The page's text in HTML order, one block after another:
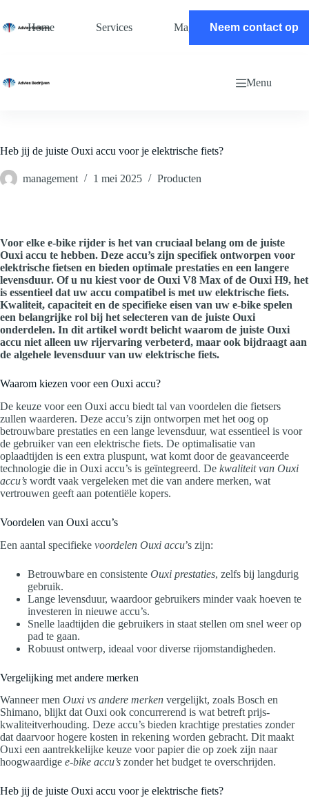
de
Home Services Magazine Contact
Neem contact op
Menu
Heb jij de juiste Ouxi accu voor je elektrische fiets?
management 1 mei 2025 Producten
Voor elke e-bike rijder is het van cruciaal belang om de juiste
Ouxi accu te hebben. Deze accu’s zijn specifiek ontworpen voor
elektrische fietsen en bieden optimale prestaties en een langere
levensduur. Of u nu kiest voor de Ouxi V8 Max of de Ouxi H9, het
is essentieel dat uw accu compatibel is met uw elektrische fiets.
Kwaliteit, capaciteit en de specifieke eisen van uw e-bike spelen
een belangrijke rol bij het selecteren van de juiste Ouxi
onderdelen. In dit artikel wordt belicht waarom de juiste Ouxi
accu niet alleen uw rijervaring verbeterd, maar ook bijdraagt aan
de algehele levensduur van uw elektrische fiets.
Waarom kiezen voor een Ouxi accu?
De keuze voor een Ouxi accu biedt tal van voordelen die fietsers
zullen waarderen. Deze accu’s zijn ontworpen met het oog op
betrouwbare prestaties en een lange levensduur, wat essentieel is voor
de gebruiker van een elektrische fiets. De optimalisatie van
oplaadtijden is een extra pluspunt, wat komt door de geavanceerde
technologie die in Ouxi accu’s is geïntegreerd. De kwaliteit van Ouxi
accu’s wordt vaak vergeleken met die van andere merken, wat
vertrouwen geeft aan potentiële kopers.
Voordelen van Ouxi accu’s
Een aantal specifieke voordelen Ouxi accu’s zijn:
Betrouwbare en consistente Ouxi prestaties, zelfs bij langdurig
gebruik.
Lange levensduur, waardoor gebruikers minder vaak hoeven te
investeren in nieuwe accu’s.
Snelle laadtijden die gebruikers in staat stellen om snel weer op
pad te gaan.
Robuust ontwerp, ideaal voor diverse rijomstandigheden.
Vergelijking met andere merken
Wanneer men Ouxi vs andere merken vergelijkt, zoals Bosch en
Shimano, blijkt dat Ouxi ook concurrerend is wat betreft prijs-
kwaliteitverhouding. Deze accu’s bieden krachtige prestaties zonder
dat daarvoor hogere kosten in rekening worden gebracht. Dit maakt
Ouxi een aantrekkelijke keuze voor papier die op zoek zijn naar
hoogwaardige e-bike accu’s zonder het budget te overschrijden.
Heb jij de juiste Ouxi accu voor je elektrische fiets?